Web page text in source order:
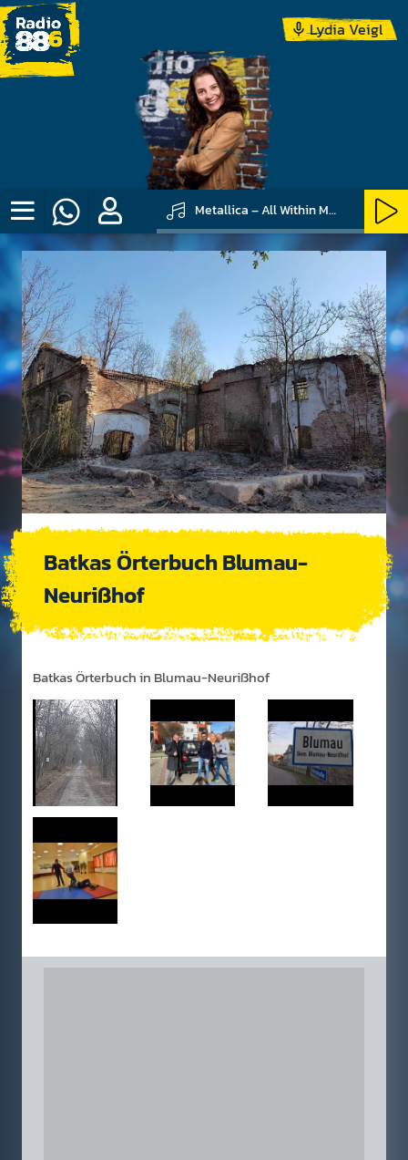
Lydia Veigl
Metallica – All Within My Hands
Batkas Örterbuch Blumau-
Neurißhof
Batkas Örterbuch in Blumau-Neurißhof